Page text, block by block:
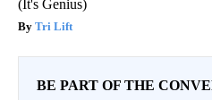
(It's Genius)
Tri Lift
BE PART OF THE